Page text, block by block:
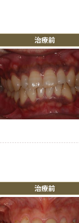
治療前
治療前